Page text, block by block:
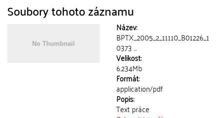
Soubory tohoto záznamu
Název:
BPTX_2005_2_11110_B01226_1
0373 ...
Velikost:
6.234Mb
Formát:
application/pdf
Popis:
Text práce